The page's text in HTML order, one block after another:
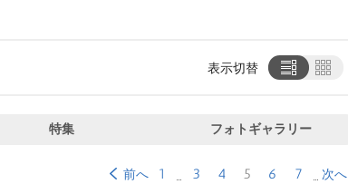
表示切替
特集 フォトギャラリー
前へ 1 3 4 5 6 7 次へ